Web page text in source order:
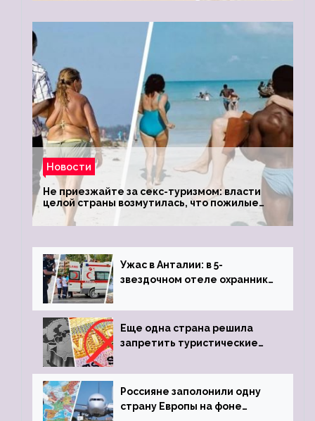
Новости
Не приезжайте за секс-туризмом: власти
целой страны возмутилась, что пожилые
туристки массово едут к ним, чтобы
обзавестись молодыми любовниками
Ужас в Анталии: в 5-
звездочном отеле охранник
пистолета
Еще одна страна решила
запретить туристические
Россияне заполонили одну
страну Европы на фоне